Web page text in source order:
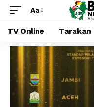
Aa
TV Online Tarakan